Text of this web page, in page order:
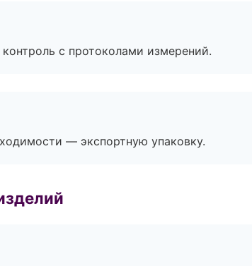
с протоколами измерений.
— экспортную упаковку.